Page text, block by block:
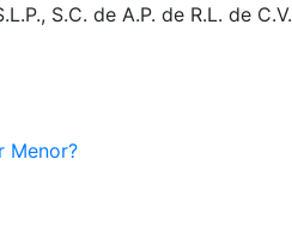
S.C. de A.P. de R.L. de C.V.
Menor?